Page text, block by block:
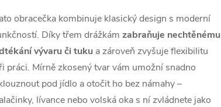
obracečka kombinuje klasický design s moderní
Díky třem drážkám zabraňuje nechtěnému
vývaru či tuku a zároveň zvyšuje flexibilitu
práci. Mírně zkosený tvar vám umožní snadno
pod jídlo a otočit ho bez námahy –
lívance nebo volská oka s ní zvládnete jako